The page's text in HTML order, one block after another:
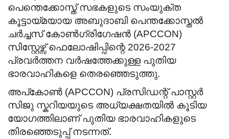
പെന്തെക്കോസ്ത് സഭകളുടെ സംയുക്ത
കൂട്ടായ്മയായ അബുദാബി പെന്തക്കോസ്തൽ
ചർച്ചസ് കോൺഗ്രിഗേഷൻ (APCCON)
സിസ്റ്റേഴ്സ് ഫെലോഷിപ്പിന്റെ 2026-2027
പ്രവർത്തന വർഷത്തേക്കുള്ള പുതിയ
ഭാരവാഹികളെ തെരഞ്ഞെടുത്തു.
അപ്കോൺ (APCCON) പ്രസിഡന്റ് പാസ്റ്റർ
സിജു സ്കറിയയുടെ അധ്യക്ഷതയിൽ കൂടിയ
യോഗത്തിലാണ് പുതിയ ഭാരവാഹികളുടെ
തിരഞ്ഞെടുപ്പ് നടന്നത്.